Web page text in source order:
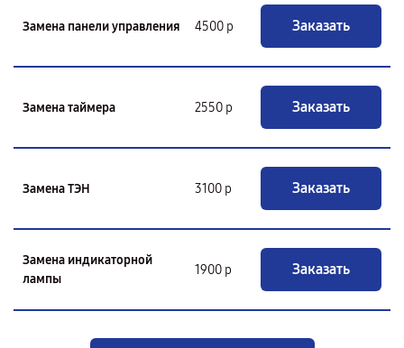
Замена панели управления 4500 р Заказать
Замена таймера 2550 р Заказать
Замена ТЭН 3100 р Заказать
Замена индикаторной
лампы
1900 р Заказать